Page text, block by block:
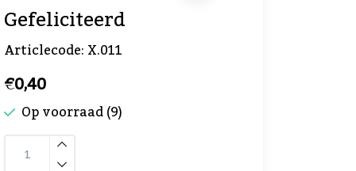
Gefeliciteerd
Articlecode:X.011
€0,40
Op voorraad (9)